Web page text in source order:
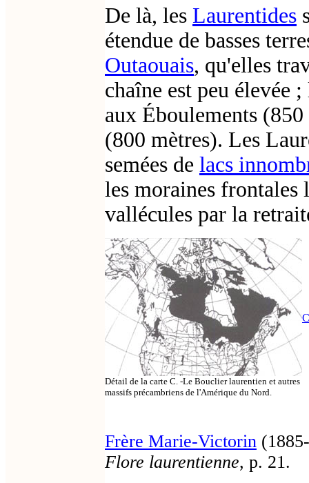
De là, les Laurentides
étendue de basses
Outaouais, qu'elles
chaîne est peu élevée
aux Éboulements
(800 mètres). Les
semées de lacs
les moraines frontales
vallécules par la
Détail de la carte C. -Le Bouclier laurentien et autres
massifs précambriens de l'Amérique du Nord.
Frère Marie-Victorin
Flore laurentienne, p. 21.